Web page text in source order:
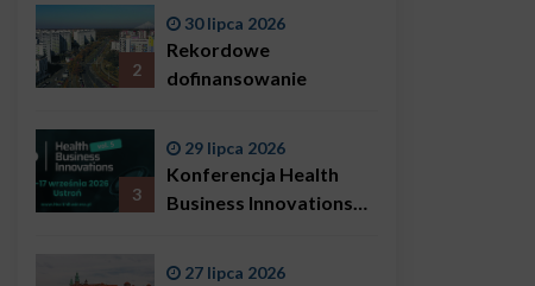
Bączkowski, mówi
wprost: problemem są
2
30 lipca 2026
Rekordowe
dofinansowanie
3
29 lipca 2026
Konferencja Health
Business Innovations
27 lipca 2026